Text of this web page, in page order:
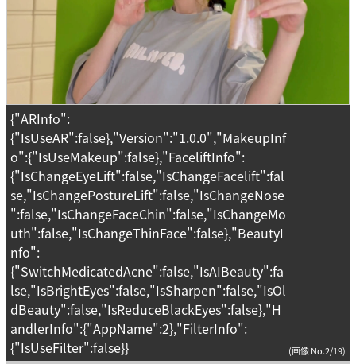
{"ARInfo":
{"IsUseAR":false},"Version":"1.0.0","MakeupInf
o":{"IsUseMakeup":false},"FaceliftInfo":
{"IsChangeEyeLift":false,"IsChangeFacelift":fal
se,"IsChangePostureLift":false,"IsChangeNose
":false,"IsChangeFaceChin":false,"IsChangeMo
uth":false,"IsChangeThinFace":false},"BeautyI
nfo":
{"SwitchMedicatedAcne":false,"IsAIBeauty":fa
lse,"IsBrightEyes":false,"IsSharpen":false,"IsOl
dBeauty":false,"IsReduceBlackEyes":false},"H
andlerInfo":{"AppName":2},"FilterInfo":
{"IsUseFilter":false}}
(画像 No.2/19)